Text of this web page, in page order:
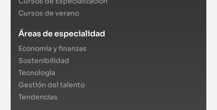
Cursos de verano
Áreas de especialidad
Economía y finanzas
Sostenibilidad
Tecnología
Gestión del talento
Tendencias